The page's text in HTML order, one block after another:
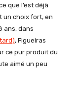
que l’est déjà
un choix fort, en
ans, dans
, Figueiras
ce pur produit du
aimé un peu